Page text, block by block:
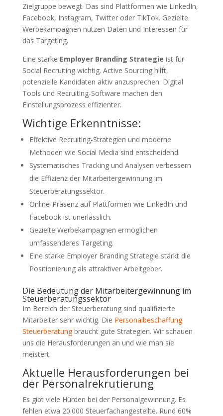
Zielgruppe bewegt. Das sind Plattformen wie LinkedIn,
Facebook, Instagram, Twitter oder TikTok. Gezielte
Werbekampagnen nutzen Daten und Interessen für
das Targeting.
Eine starke Employer Branding Strategie ist für
Social Recruiting wichtig. Active Sourcing hilft,
potenzielle Kandidaten aktiv anzusprechen. Digital
Tools und Recruiting-Software machen den
Einstellungsprozess effizienter.
Wichtige Erkenntnisse:
Effektive Recruiting-Strategien und moderne
Methoden wie Social Media sind entscheidend.
Systematisches Tracking und Analysen verbessern
die Effizienz der Mitarbeitergewinnung im
Steuerberatungssektor.
Online-Präsenz auf Plattformen wie LinkedIn und
Facebook ist unerlässlich.
Gezielte Werbekampagnen ermöglichen
umfassenderes Targeting.
Eine starke Employer Branding Strategie stärkt die
Positionierung als attraktiver Arbeitgeber.
Die Bedeutung der Mitarbeitergewinnung im
Steuerberatungssektor
Im Bereich der Steuerberatung sind qualifizierte
Mitarbeiter sehr wichtig. Die Personalbeschaffung
Steuerberatungbraucht gute Strategien. Wir schauen
uns die Herausforderungen an und wie man sie
meistert.
Aktuelle Herausforderungen bei
der Personalrekrutierung
Es gibt viele Hürden bei der Personalgewinnung. Es
fehlen etwa 20.000 Steuerfachangestellte. Rund 60%